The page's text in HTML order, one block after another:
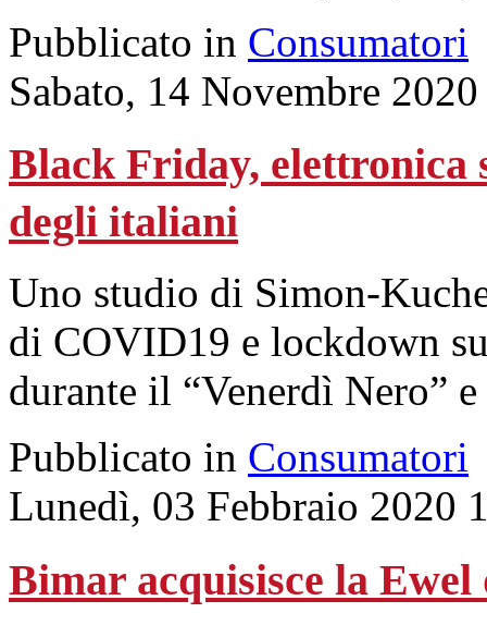
Pubblicato in Consumatori
Sabato, 14 Novembre
Black Friday, elettronica
degli italiani
Uno studio di Simon-
di COVID19 e lockdown
durante il “Venerdì Nero”
Pubblicato in Consumatori
Lunedì, 03 Febbraio 2020
Bimar acquisisce la